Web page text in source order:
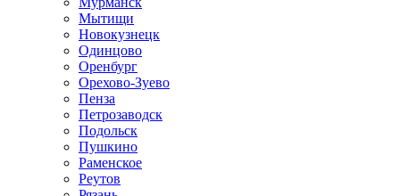
Мытищи
Новокузнецк
Одинцово
Оренбург
Орехово-Зуево
Пенза
Петрозаводск
Подольск
Пушкино
Раменское
Реутов